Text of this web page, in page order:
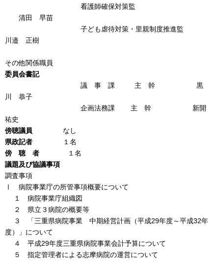
看護師確保対策監
清田 早苗
子ども虐待対策・里親制度推進監
川邉 正樹
その他関係職員
委員会書記
議 事 課 主 幹 黒
川 恭子
企画法務課 主 幹 新開
祐史
傍聴議員 なし
県政記者 １名
傍 聴 者 １名
議題及び協議事項
調査事項
Ⅰ 病院事業庁の所管事項概要について
１ 病院事業庁組織図
２ 県立３病院の概要等
３ 「三重県病院事業 中期経営計画（平成29年度～平成32年
度）」について
４ 平成29年度三重県病院事業会計予算について
５ 指定管理者による志摩病院の運営について